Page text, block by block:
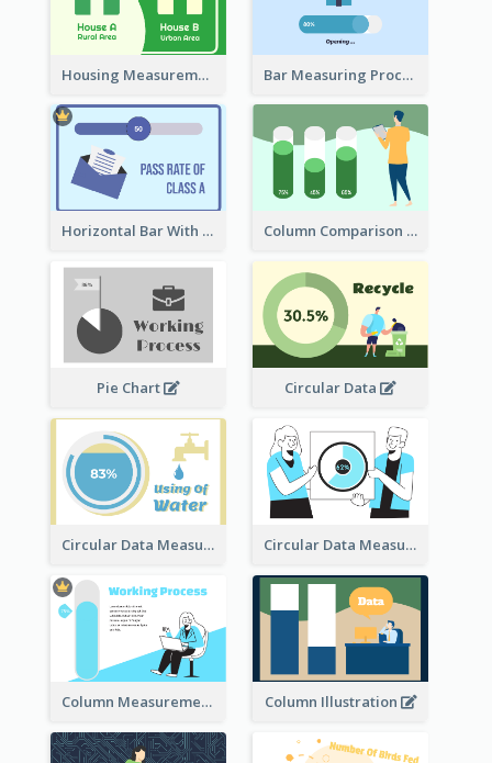
Housing Measurement Comparison Bar Measuring Process
Horizontal Bar With Button Column Comparison Record
Pie Chart Circular Data
Circular Data Measurement Circular Data Measurement
Column Measurement clipart Column Illustration